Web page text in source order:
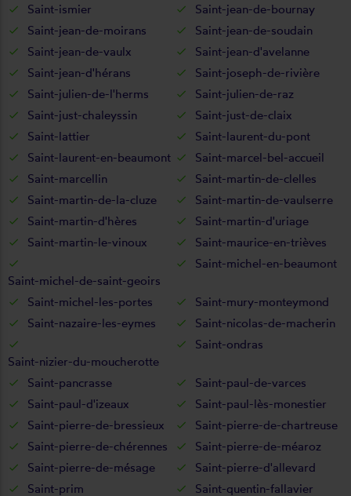
Saint-ismier
Saint-jean-de-bournay
Saint-jean-de-moirans
Saint-jean-de-soudain
Saint-jean-de-vaulx
Saint-jean-d'avelanne
Saint-jean-d'hérans
Saint-joseph-de-rivière
Saint-julien-de-l'herms
Saint-julien-de-raz
Saint-just-chaleyssin
Saint-just-de-claix
Saint-lattier
Saint-laurent-du-pont
Saint-laurent-en-beaumont
Saint-marcel-bel-accueil
Saint-marcellin
Saint-martin-de-clelles
Saint-martin-de-la-cluze
Saint-martin-de-vaulserre
Saint-martin-d'hères
Saint-martin-d'uriage
Saint-martin-le-vinoux
Saint-maurice-en-trièves
Saint-michel-de-saint-geoirs
Saint-michel-en-beaumont
Saint-michel-les-portes
Saint-mury-monteymond
Saint-nazaire-les-eymes
Saint-nicolas-de-macherin
Saint-nizier-du-moucherotte
Saint-ondras
Saint-pancrasse
Saint-paul-de-varces
Saint-paul-d'izeaux
Saint-paul-lès-monestier
Saint-pierre-de-bressieux
Saint-pierre-de-chartreuse
Saint-pierre-de-chérennes
Saint-pierre-de-méaroz
Saint-pierre-de-mésage
Saint-pierre-d'allevard
Saint-prim
Saint-quentin-fallavier